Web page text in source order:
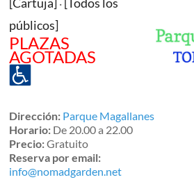
·
públicos]
PLAZAS
AGOTADAS
Dirección: Parque Magallanes
Horario: De 20.00 a 22.00
Precio:Gratuito
Reserva por email:
info@nomadgarden.net